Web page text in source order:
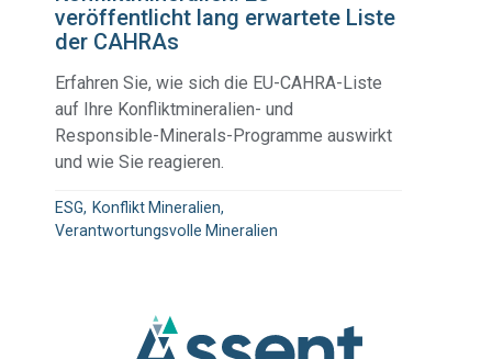
veröffentlicht lang erwartete Liste
der CAHRAs
Erfahren Sie, wie sich die EU-CAHRA-Liste
auf Ihre Konfliktmineralien- und
Responsible-Minerals-Programme auswirkt
und wie Sie reagieren.
ESG
Konflikt Mineralien
Verantwortungsvolle Mineralien